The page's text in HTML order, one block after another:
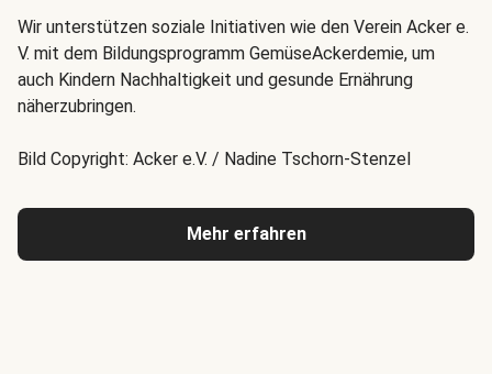
Wir unterstützen soziale Initiativen wie den Verein Acker e.
V. mit dem Bildungsprogramm GemüseAckerdemie, um
auch Kindern Nachhaltigkeit und gesunde Ernährung
näherzubringen.
Bild Copyright: Acker e.V. / Nadine Tschorn-Stenzel
Mehr erfahren